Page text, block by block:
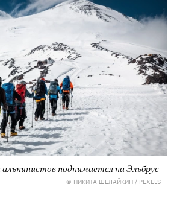
альпинистов поднимается на Эльбрус
© НИКИТА ШЕЛАЙКИН / PEXELS